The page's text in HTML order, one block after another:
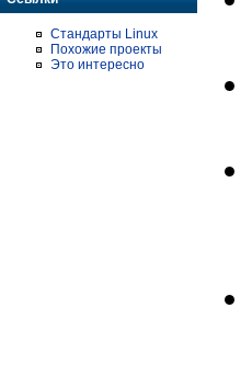
Стандарты Linux
Похожие проекты
Это интересно